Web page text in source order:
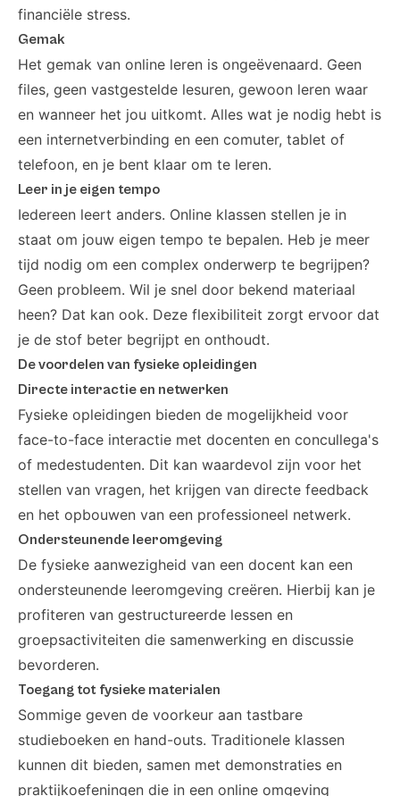
financiële stress.
Gemak
Het gemak van online leren is ongeëvenaard. Geen
files, geen vastgestelde lesuren, gewoon leren waar
en wanneer het jou uitkomt. Alles wat je nodig hebt is
een internetverbinding en een comuter, tablet of
telefoon, en je bent klaar om te leren.
Leer in je eigen tempo
Iedereen leert anders. Online klassen stellen je in
staat om jouw eigen tempo te bepalen. Heb je meer
tijd nodig om een complex onderwerp te begrijpen?
Geen probleem. Wil je snel door bekend materiaal
heen? Dat kan ook. Deze flexibiliteit zorgt ervoor dat
je de stof beter begrijpt en onthoudt.
De voordelen van fysieke opleidingen
Directe interactie en netwerken
Fysieke opleidingen bieden de mogelijkheid voor
face-to-face interactie met docenten en concullega's
of medestudenten. Dit kan waardevol zijn voor het
stellen van vragen, het krijgen van directe feedback
en het opbouwen van een professioneel netwerk.
Ondersteunende leeromgeving
De fysieke aanwezigheid van een docent kan een
ondersteunende leeromgeving creëren. Hierbij kan je
profiteren van gestructureerde lessen en
groepsactiviteiten die samenwerking en discussie
bevorderen.
Toegang tot fysieke materialen
Sommige geven de voorkeur aan tastbare
studieboeken en hand-outs. Traditionele klassen
kunnen dit bieden, samen met demonstraties en
praktijkoefeningen die in een online omgeving